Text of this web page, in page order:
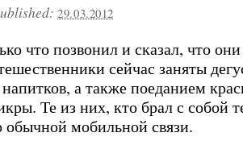
29.03.2012
что позвонил и сказал, что
сейчас заняты
а также поеданием
Те из них, кто брал с собой
мобильной связи.